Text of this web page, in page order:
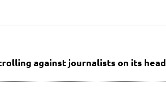
against journalists on its head